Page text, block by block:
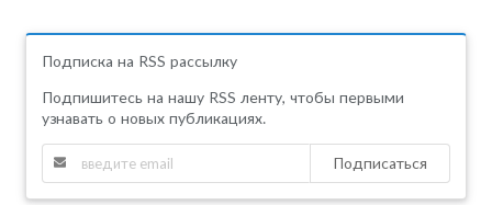
Подписка на RSS рассылку
Подпишитесь на нашу RSS ленту, чтобы первыми
узнавать о новых публикациях.
Подписаться